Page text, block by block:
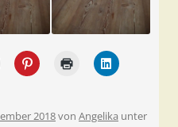
2018von Angelika unter